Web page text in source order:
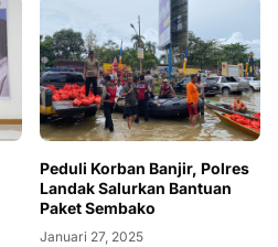
Peduli Korban Banjir, Polres
Landak Salurkan Bantuan
Paket Sembako
Januari 27, 2025